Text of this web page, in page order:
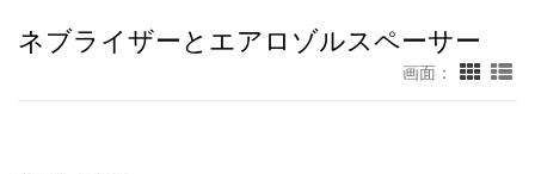
ネブライザーとエアロゾルスペーサー
画面：